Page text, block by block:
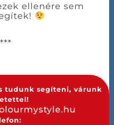
ellenére sem
***
tudunk segíteni, várunk